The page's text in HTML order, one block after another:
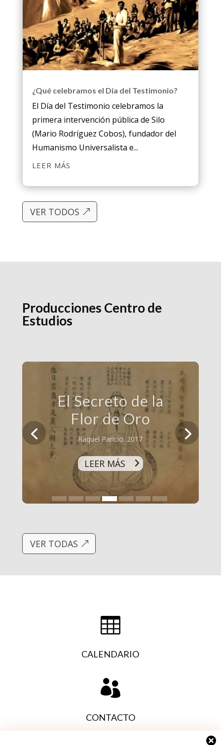
¿Qué celebramos el Día del Testimonio?
El Día del Testimonio celebramos la
primera intervención pública de Silo
(Mario Rodríguez Cobos), fundador del
Humanismo Universalista e...
LEER MÁS
VER TODOS
Producciones Centro de
Estudios
El Secreto de la
Flor de Oro
Raquel Paricio. 2017
LEER MÁS
VER TODAS

CALENDARIO

CONTACTO